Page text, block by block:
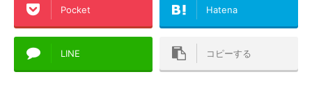
Pocket Hatena
LINE コピーする